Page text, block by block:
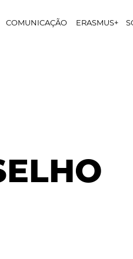
COMUNICAÇÃO ERASMUS+